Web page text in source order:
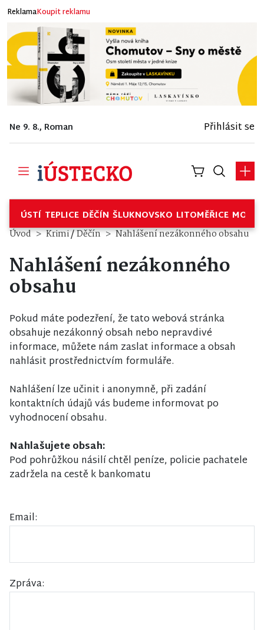
ReklamaKoupit reklamu
Ne 9. 8., Roman Přihlásit se
ÚSTÍ TEPLICE DĚČÍN ŠLUKNOVSKO LITOMĚŘICE
Úvod Krimi/Děčín Nahlášení nezákonného obsahu
Nahlášení nezákonného
obsahu
Pokud máte podezření, že tato webová stránka
obsahuje nezákonný obsah nebo nepravdivé
informace, můžete nám zaslat informace a obsah
nahlásit prostřednictvím formuláře.
Nahlášení lze učinit i anonymně, při zadání
kontaktních údajů vás budeme informovat po
vyhodnocení obsahu.
Nahlašujete obsah:
Pod pohrůžkou násilí chtěl peníze, policie pachatele
zadržela na cestě k bankomatu
Email:
Zpráva: